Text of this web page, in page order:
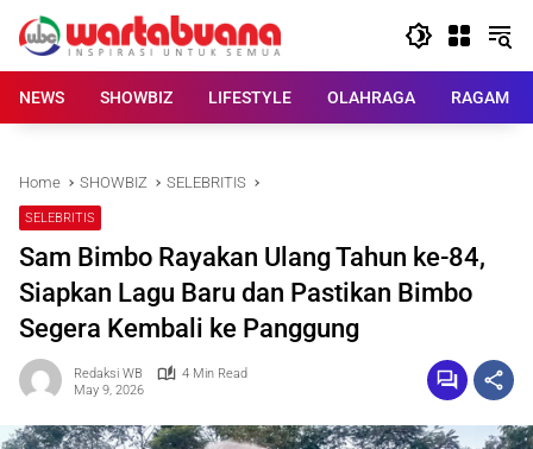
content
NEWS
SHOWBIZ LIFESTYLE OLAHRAGA RAGAM
Home SHOWBIZ SELEBRITIS
SELEBRITIS
Sam Bimbo Rayakan Ulang Tahun ke-84,
Siapkan Lagu Baru dan Pastikan Bimbo
Segera Kembali ke Panggung
Redaksi WB
4 Min Read
May 9, 2026